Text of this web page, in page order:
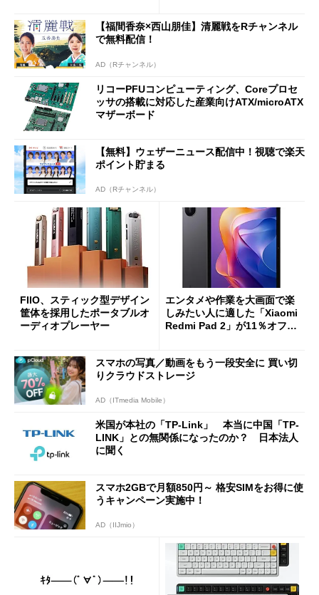
ut」が明...
【福間香奈×西山朋佳】清麗戦をRチャンネル
で無料配信！
AD（Rチャンネル）
リコーPFUコンピューティング、Coreプロセ
ッサの搭載に対応した産業向けATX/microATX
マザーボード
【無料】ウェザーニュース配信中！視聴で楽天
ポイント貯まる
AD（Rチャンネル）
FIIO、スティック型デザイン
筐体を採用したポータブルオ
ーディオプレーヤー
エンタメや作業を大画面で楽
しみたい人に適した「Xiaomi
Redmi Pad 2」が11％オフの
スマホの写真／動画をもう一段安全に 買い切
りクラウドストレージ
AD（ITmedia Mobile）
米国が本社の「TP-Link」 本当に中国「TP-
LINK」との無関係になったのか？ 日本法人
に聞く
スマホ2GBで月額850円～ 格安SIMをお得に使
うキャンペーン実施中！
AD（IIJmio）